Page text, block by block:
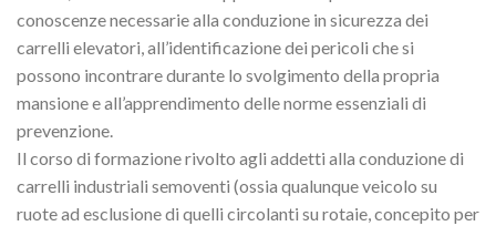
conoscenze necessarie alla conduzione in sicurezza dei
carrelli elevatori, all’identificazione dei pericoli che si
possono incontrare durante lo svolgimento della propria
mansione e all’apprendimento delle norme essenziali di
prevenzione.
Il corso di formazione rivolto agli addetti alla conduzione di
carrelli industriali semoventi (ossia qualunque veicolo su
ruote ad esclusione di quelli circolanti su rotaie, concepito per